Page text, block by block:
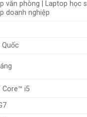
văn phòng | Laptop học
doanh nghiệp
Quốc
Core™ i5